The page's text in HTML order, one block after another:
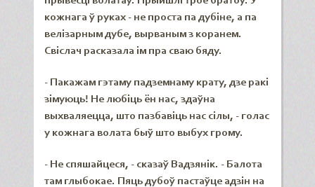
кожнага ў руках - не проста па дубіне, а па
велізарным дубе, вырваным з коранем.
Свіслач расказала ім пра сваю бяду.
- Пакажам гэтаму падземнаму крату, дзе ракі
зімуюць! Не любіць ён нас, здаўна
выхваляецца, што пазбавіць нас сілы, - голас
у кожнага волата быў што выбух грому.
- Не спяшайцеся, - сказаў Вадзянік. - Балота
там глыбокае. Пяць дубоў пастаўце адзін на